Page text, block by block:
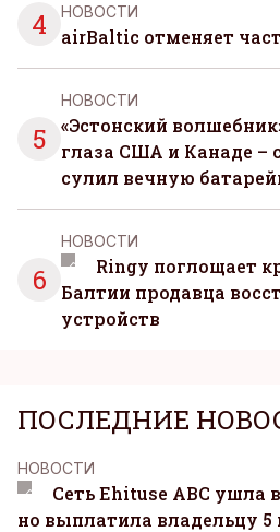
4 НОВОСТИ
airBaltic отменяет
5
НОВОСТИ
«Эстонский
глаза США и Канаде –
сулил вечную
6
НОВОСТИ
Ringy поглощает
Балтии продавца
устройств
ПОСЛЕДНИЕ
НОВОСТИ
Сеть Ehituse ABC ушла
но выплатила владельцу 5